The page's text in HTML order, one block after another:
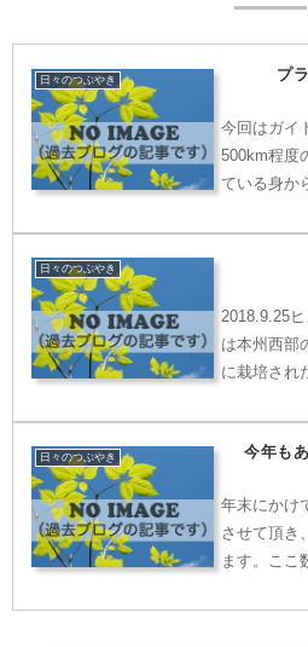
日々のつぶやき プ
今回はガイ
500km程度
ている身か
日々のつぶやき
2018.9.25
は本州西部
に栽培され
日々のつぶやき 今年も
年末にかけ
させて頂き
ます。ここ